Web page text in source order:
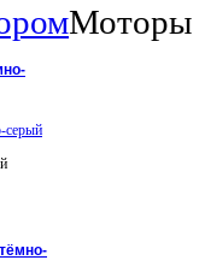
Моторы